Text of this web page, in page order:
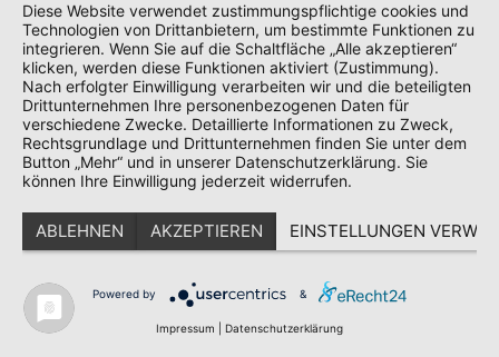
Ariana Grande veröffentlicht ihr achtes
Studioalbum – „petal“ bleibt dem Rekordkurs...
31. Juli 2026
Backstreet Boys veröffentlichen neue Single
„Bottle Up“ für den dritten PAW-Patrol-Kinofilm
21. Juli 2026
Diese Website verwendet zustimmungspflichtige cookies und
Technologien von Drittanbietern, um bestimmte Funktionen zu
integrieren. Wenn Sie auf die Schaltfläche „Alle akzeptieren“
klicken, werden diese Funktionen aktiviert (Zustimmung).
Nach erfolgter Einwilligung verarbeiten wir und die beteiligten
Drittunternehmen Ihre personenbezogenen Daten für
verschiedene Zwecke. Detaillierte Informationen zu Zweck,
Rechtsgrundlage und Drittunternehmen finden Sie unter dem
Button „Mehr“ und in unserer Datenschutzerklärung. Sie
können Ihre Einwilligung jederzeit widerrufen.
ABLEHNEN AKZEPTIEREN EINSTELLUNGEN
Powered by &
Impressum Datenschutzerklärung